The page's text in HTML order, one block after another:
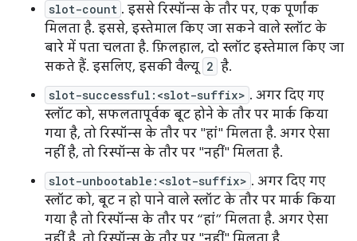
slot-count . इससे रिस्पॉन्स के तौर पर, एक पूर्णांक
मिलता है. इससे, इस्तेमाल किए जा सकने वाले स्लॉट के
बारे में पता चलता है. फ़िलहाल, दो स्लॉट इस्तेमाल किए जा
सकते हैं. इसलिए, इसकी वैल्यू 2 है.
slot-successful:<slot-suffix> . अगर दिए गए
स्लॉट को, सफलतापूर्वक बूट होने के तौर पर मार्क किया
गया है, तो रिस्पॉन्स के तौर पर "हां" मिलता है. अगर ऐसा
नहीं है, तो रिस्पॉन्स के तौर पर "नहीं" मिलता है.
slot-unbootable:<slot-suffix> . अगर दिए गए
स्लॉट को, बूट न हो पाने वाले स्लॉट के तौर पर मार्क किया
गया है तो रिस्पॉन्स के तौर पर “हां” मिलता है. अगर ऐसा